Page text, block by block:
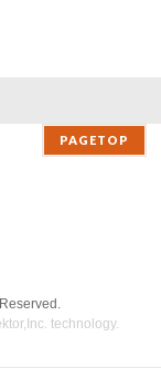
PAGETOP
technology.